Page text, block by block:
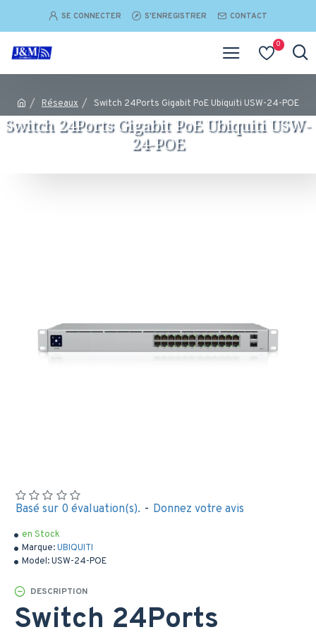
SE CONNECTER S'ENREGISTRER CONTACT
0
Réseaux Switch 24Ports Gigabit PoE Ubiquiti USW-24-POE
Switch 24Ports Gigabit PoE Ubiquiti USW-
24-POE
en Stock
Marque:UBIQUITI
Model:USW-24-POE
Basé sur 0 évaluation(s). - Donnez votre avis
DESCRIPTION
Switch 24Ports